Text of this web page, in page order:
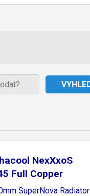
NexXxoS
Full Copper
SuperNova Radiator